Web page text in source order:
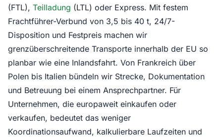
(FTL), Teilladung (LTL) oder Express. Mit festem
Frachtführer-Verbund von 3,5 bis 40 t, 24/7-
Disposition und Festpreis machen wir
grenzüberschreitende Transporte innerhalb der EU so
planbar wie eine Inlandsfahrt. Von Frankreich über
Polen bis Italien bündeln wir Strecke, Dokumentation
und Betreuung bei einem Ansprechpartner. Für
Unternehmen, die europaweit einkaufen oder
verkaufen, bedeutet das weniger
Koordinationsaufwand, kalkulierbare Laufzeiten und